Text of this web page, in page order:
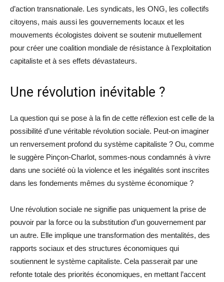
d’action transnationale. Les syndicats, les ONG, les collectifs
citoyens, mais aussi les gouvernements locaux et les
mouvements écologistes doivent se soutenir mutuellement
pour créer une coalition mondiale de résistance à l’exploitation
capitaliste et à ses effets dévastateurs.
Une révolution inévitable ?
La question qui se pose à la fin de cette réflexion est celle de la
possibilité d’une véritable révolution sociale. Peut-on imaginer
un renversement profond du système capitaliste ? Ou, comme
le suggère Pinçon-Charlot, sommes-nous condamnés à vivre
dans une société où la violence et les inégalités sont inscrites
dans les fondements mêmes du système économique ?
Une révolution sociale ne signifie pas uniquement la prise de
pouvoir par la force ou la substitution d’un gouvernement par
un autre. Elle implique une transformation des mentalités, des
rapports sociaux et des structures économiques qui
soutiennent le système capitaliste. Cela passerait par une
refonte totale des priorités économiques, en mettant l’accent